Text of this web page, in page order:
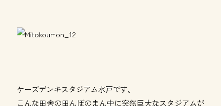
ケーズデンキスタジアム水戸です。
こんな田舎の田んぼのまん中に突然巨大なスタジアムが